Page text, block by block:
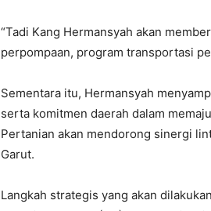
“Tadi Kang Hermansyah akan
perpompaan, program transportasi
Sementara itu, Hermansyah
serta komitmen daerah dalam
Pertanian akan mendorong sinergi
Garut.
Langkah strategis yang akan